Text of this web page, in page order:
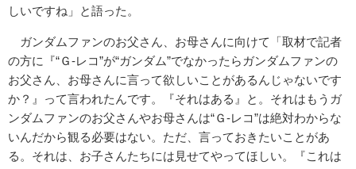
しいですね」と語った。
ガンダムファンのお父さん、お母さんに向けて「取材で記者
の方に『“Ｇ-レコ”が“ガンダム”でなかったらガンダムファンの
お父さん、お母さんに言って欲しいことがあるんじゃないです
か？』って言われたんです。『それはある』と。それはもうガ
ンダムファンのお父さんやお母さんは“Ｇ-レコ”は絶対わからな
いんだから観る必要はない。ただ、言っておきたいことがあ
る。それは、お子さんたちには見せてやってほしい。『これは